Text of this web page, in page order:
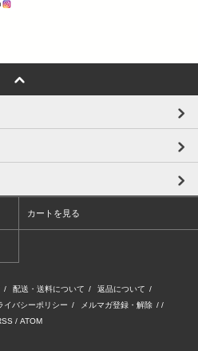
カートを見る
/ 配送・送料について / 返品について /
イバシーポリシー / メルマガ登録・解除 / /
/ ATOM